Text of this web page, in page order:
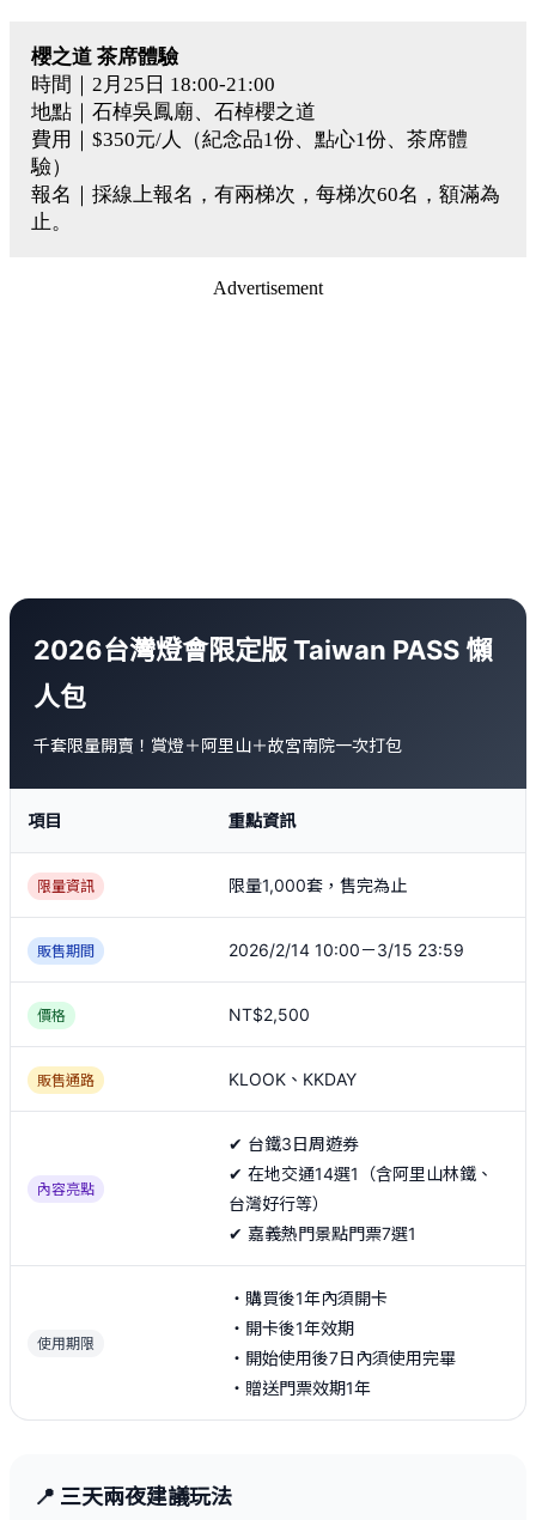
櫻之道 茶席體驗
時間｜2月25日 18:00-21:00
地點｜石棹吳鳳廟、石棹櫻之道
費用｜$350元/人（紀念品1份、點心1份、茶席體
驗）
報名｜採線上報名，有兩梯次，每梯次60名，額滿為
止。
Advertisement
2026台灣燈會限定版 Taiwan PASS 懶
人包
千套限量開賣！賞燈＋阿里山＋故宮南院一次打包
項目 重點資訊
限量資訊 限量1,000套，售完為止
販售期間 2026/2/14 10:00－3/15 23:59
價格 NT$2,500
販售通路 KLOOK、KKDAY
內容亮點
✔ 台鐵3日周遊券
✔ 在地交通14選1（含阿里山林鐵、
台灣好行等）
✔ 嘉義熱門景點門票7選1
使用期限
・購買後1年內須開卡
・開卡後1年效期
・開始使用後7日內須使用完畢
・贈送門票效期1年
📍 三天兩夜建議玩法